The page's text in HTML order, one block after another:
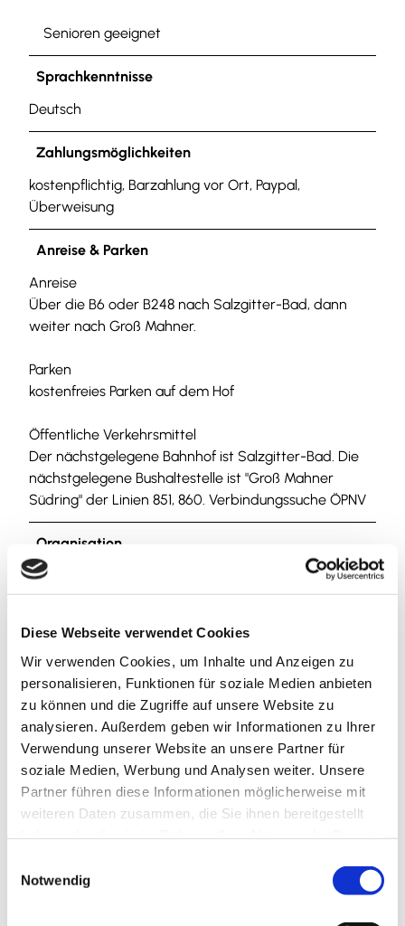
Diese Webseite verwendet Cookies
Wir verwenden Cookies, um Inhalte und Anzeigen zu
personalisieren, Funktionen für soziale Medien anbieten
zu können und die Zugriffe auf unsere Website zu
analysieren. Außerdem geben wir Informationen zu Ihrer
Verwendung unserer Website an unsere Partner für
soziale Medien, Werbung und Analysen weiter. Unsere
Partner führen diese Informationen möglicherweise mit
weiteren Daten zusammen, die Sie ihnen bereitgestellt
Notwendig
Senioren geeignet
Sprachkenntnisse
Deutsch
Zahlungsmöglichkeiten
kostenpflichtig, Barzahlung vor Ort, Paypal,
Überweisung
Anreise & Parken
Anreise
Über die B6 oder B248 nach Salzgitter-Bad, dann
weiter nach Groß Mahner.
Parken
kostenfreies Parken auf dem Hof
Öffentliche Verkehrsmittel
Der nächstgelegene Bahnhof ist Salzgitter-Bad. Die
nächstgelegene Bushaltestelle ist "Groß Mahner
Südring" der Linien 851, 860. Verbindungssuche ÖPNV
Organisation
Tourist-Information Salzgitter c/o Wirtschafts- und
Innovationsförderung Salzgitter GmbH
Lizenz (Stammdaten)
Tourist-Information Salzgitter